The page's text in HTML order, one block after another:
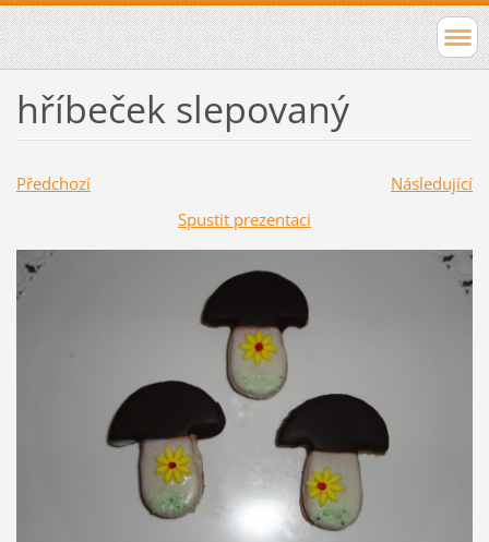
hříbeček slepovaný
Předchozí
Následující
Spustit prezentaci